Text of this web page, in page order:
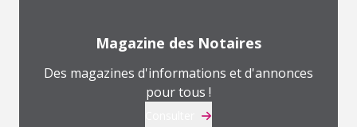
Magazine des Notaires
Des magazines d'informations et d'annonces
pour tous !